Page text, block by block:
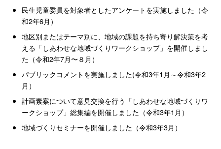
民生児童委員を対象者としたアンケートを実施しました（令
和2年6月）
地区別またはテーマ別に、地域の課題を持ち寄り解決策を考
える「しあわせな地域づくりワークショップ」を開催しまし
た（令和2年7月〜８月）
パブリックコメントを実施しました(令和3年1月～令和3年2
月）
計画素案について意見交換を行う「しあわせな地域づくりワ
ークショップ」総集編を開催しました（令和3年1月）
地域づくりセミナーを開催しました（令和3年3月）